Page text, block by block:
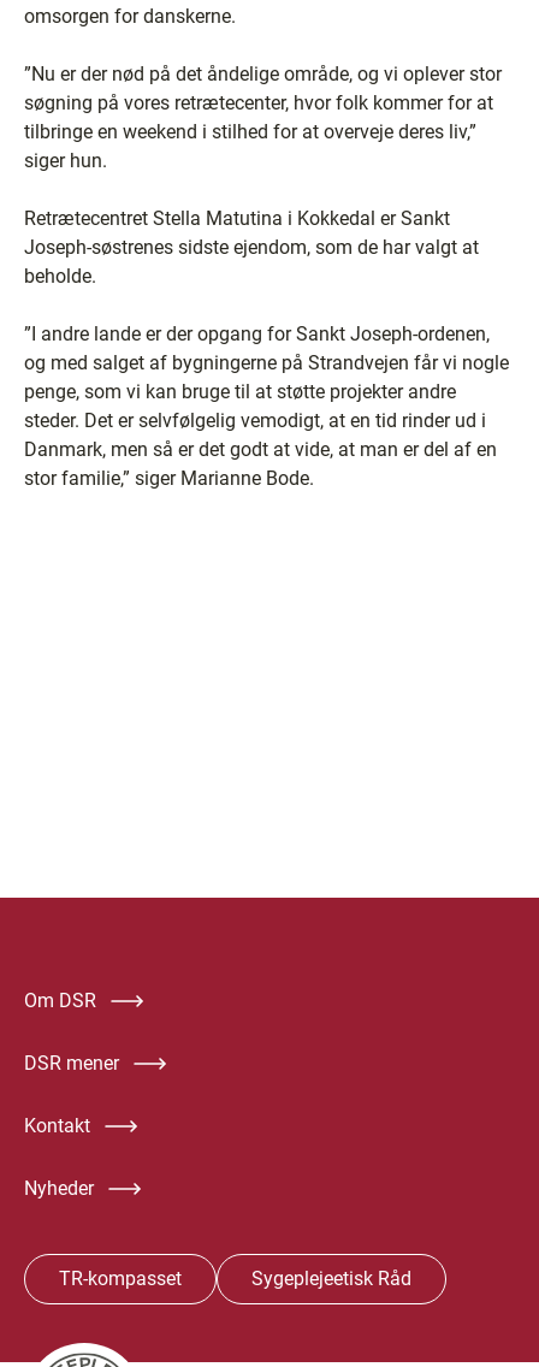
omsorgen for danskerne.
”Nu er der nød på det åndelige område, og vi oplever stor
søgning på vores retrætecenter, hvor folk kommer for at
tilbringe en weekend i stilhed for at overveje deres liv,”
siger hun.
Retrætecentret Stella Matutina i Kokkedal er Sankt
Joseph-søstrenes sidste ejendom, som de har valgt at
beholde.
”I andre lande er der opgang for Sankt Joseph-ordenen,
og med salget af bygningerne på Strandvejen får vi nogle
penge, som vi kan bruge til at støtte projekter andre
steder. Det er selvfølgelig vemodigt, at en tid rinder ud i
Danmark, men så er det godt at vide, at man er del af en
stor familie,” siger Marianne Bode.
Om DSR
DSR mener
Kontakt
Nyheder
TR-kompasset Sygeplejeetisk Råd